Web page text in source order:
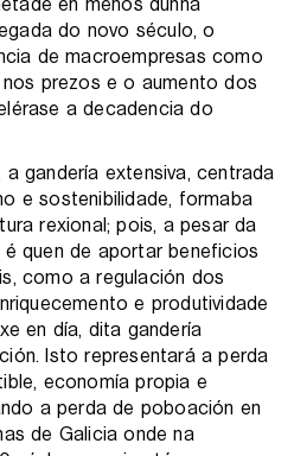
en menos dunha
do novo século, o
de macroempresas como
prezos e o aumento dos
a decadencia do
gandería extensiva, centrada
e sostenibilidade, formaba
rexional; pois, a pesar da
quen de aportar beneficios
como a regulación dos
e produtividade
en día, dita gandería
Isto representará a perda
economía propia e
a perda de poboación en
de Galicia onde na